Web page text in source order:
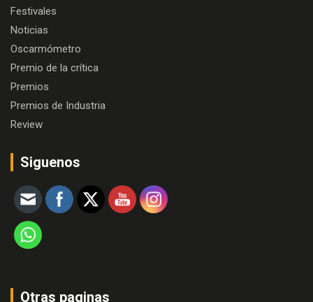
Festivales
Noticias
Oscarmómetro
Premio de la crítica
Premios
Premios de Industria
Review
Siguenos
Otras paginas